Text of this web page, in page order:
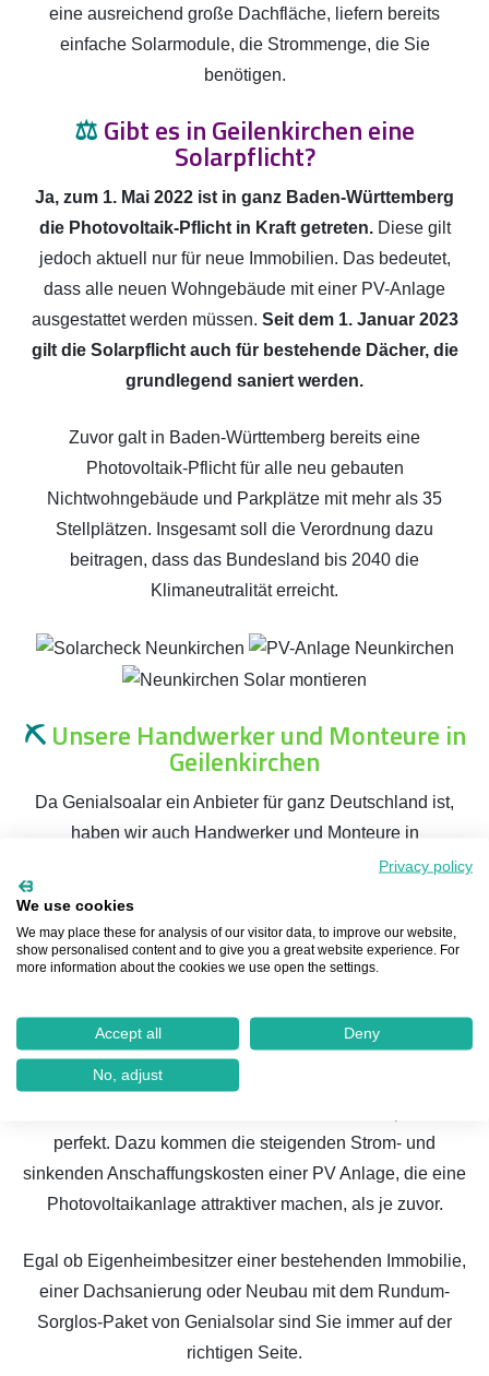
eine ausreichend große Dachfläche, liefern bereits
einfache Solarmodule, die Strommenge, die Sie
benötigen.
⚖️Gibt es in Geilenkirchen eine
Solarpflicht?
Ja, zum 1. Mai 2022 ist in ganz Baden-Württemberg
die Photovoltaik-Pflicht in Kraft getreten.Diese gilt
jedoch aktuell nur für neue Immobilien. Das bedeutet,
dass alle neuen Wohngebäude mit einer PV-Anlage
ausgestattet werden müssen. Seit dem 1. Januar 2023
gilt die Solarpflicht auch für bestehende Dächer, die
grundlegend saniert werden.
Zuvor galt in Baden-Württemberg bereits eine
Photovoltaik-Pflicht für alle neu gebauten
Nichtwohngebäude und Parkplätze mit mehr als 35
Stellplätzen. Insgesamt soll die Verordnung dazu
beitragen, dass das Bundesland bis 2040 die
Klimaneutralität erreicht.
⛏️Unsere Handwerker und Monteure in
Geilenkirchen
Da Genialsoalar ein Anbieter für ganz Deutschland ist,
haben wir auch Handwerker und Monteure in
Geilenkirchen, die Sie vor Ort betreuen. Unser
Montageteam aus Geilenkirchen installiert nicht nur Ihre
PV-Anlage, sondern auch bei der Wartung und möglichen
Reparaturen im Rahmen des Rundum-Sorglos-Pakets
Solaranlage in Geilenkirchen: Das Fazit
Die Bedingungen für eine lohnenswerte Solaranlage sind
perfekt. Dazu kommen die steigenden Strom- und
sinkenden Anschaffungskosten einer PV Anlage, die eine
Photovoltaikanlage attraktiver machen, als je zuvor.
Egal ob Eigenheimbesitzer einer bestehenden Immobilie,
einer Dachsanierung oder Neubau mit dem Rundum-
Sorglos-Paket von Genialsolar sind Sie immer auf der
richtigen Seite.
Privacy policy
We use cookies
We may place these for analysis of our visitor data, to improve our website,
show personalised content and to give you a great website experience. For
more information about the cookies we use open the settings.
Accept all Deny
No, adjust